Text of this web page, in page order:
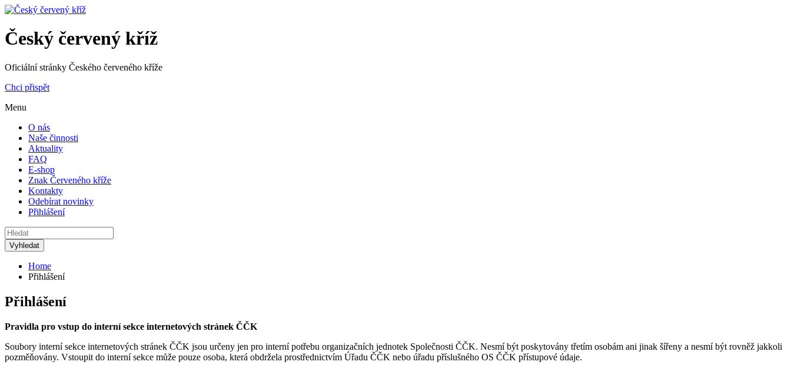
Český červený kříž
Oficiální stránky Českého červeného kříže
Chci přispět
Menu
O nás
Naše činnosti
Aktuality
FAQ
E-shop
Znak Červeného kříže
Kontakty
Odebírat novinky
Přihlášení
Home
Přihlášení
Přihlášení
Pravidla pro vstup do interní sekce internetových stránek ČČK
Soubory interní sekce internetových stránek ČČK jsou určeny jen pro interní potřebu organizačních jednotek Společnosti ČČK. Nesmí být poskytovány třetím osobám ani jinak šířeny a nesmí být rovněž jakkoli
pozměňovány. Vstoupit do interní sekce může pouze osoba, která obdržela prostřednictvím Úřadu ČČK nebo úřadu příslušného OS ČČK přístupové údaje.